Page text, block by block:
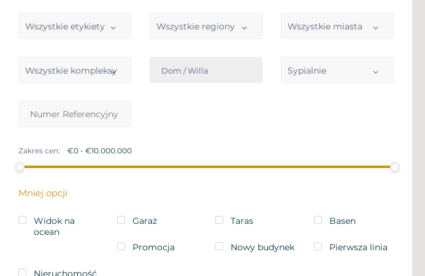
Wszystkie etykiety Wszystkie regiony Wszystkie miasta
Wszystkie kompleksy Dom / Willa Sypialnie
Zakres cen:
Mniej opcji
Widok na
ocean
Garaż Taras Basen
Promocja Nowy budynek Pierwsza linia
Nieruchomość